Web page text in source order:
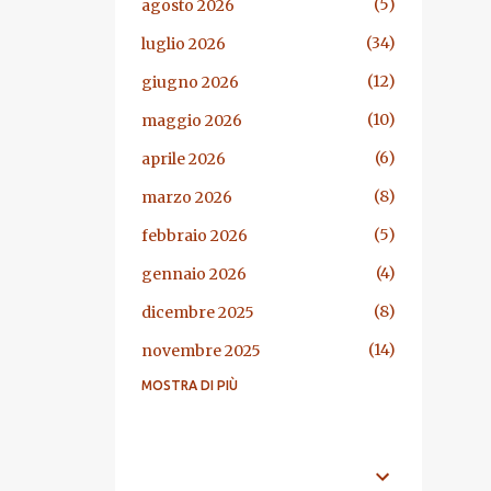
agosto 2026
5
luglio 2026
34
giugno 2026
12
maggio 2026
10
aprile 2026
6
marzo 2026
8
febbraio 2026
5
gennaio 2026
4
dicembre 2025
8
novembre 2025
14
ottobre 2025
MOSTRA DI PIÙ